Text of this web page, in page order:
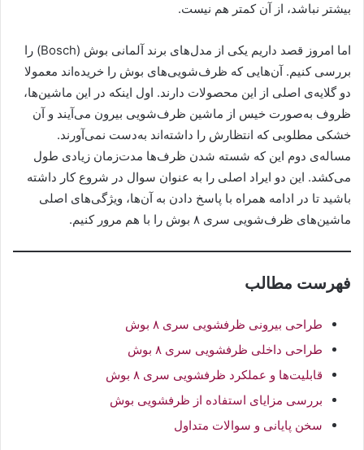
بیشتر نباشد، از آن کمتر هم نیست.
اما امروز قصد داریم یکی از مدل‌های برند آلمانی بوش (Bosch) را
بررسی کنیم. آن‌هایی که ظرف‌شویی‌های بوش را خریده‌اند معمولا
دو گلایه‌ی اصلی از این محصولات دارند. اول اینکه در این ماشین‌ها،
ظروف به‌صورت خیس از ماشین ظرف‌شویی بیرون می‌آیند و آن
خشکی مطلوبی که انتظارش را داشته‌اند به‌دست نمی‌آورند.
مساله‌ی دوم این که شسته شدن ظرف‌ها مدت‌زمان زیادی طول
می‌کشد. این دو ایراد اصلی را به عنوان سوال در شروع کار داشته
باشید تا در ادامه همراه با پاسخ دادن به آن‌ها، ویژگی‌های اصلی
ماشین‌های ظرف‌شویی سری ۸ بوش را با هم مرور کنیم.
فهرست مطالب
طراحی بیرونی ظرفشویی سری ۸ بوش
طراحی داخلی ظرفشویی سری ۸ بوش
قابلیت‌ها و عملکرد ظرفشویی سری ۸ بوش
بررسی مزایای استفاده از ظرفشویی بوش
سخن پایانی و سوالات متداول